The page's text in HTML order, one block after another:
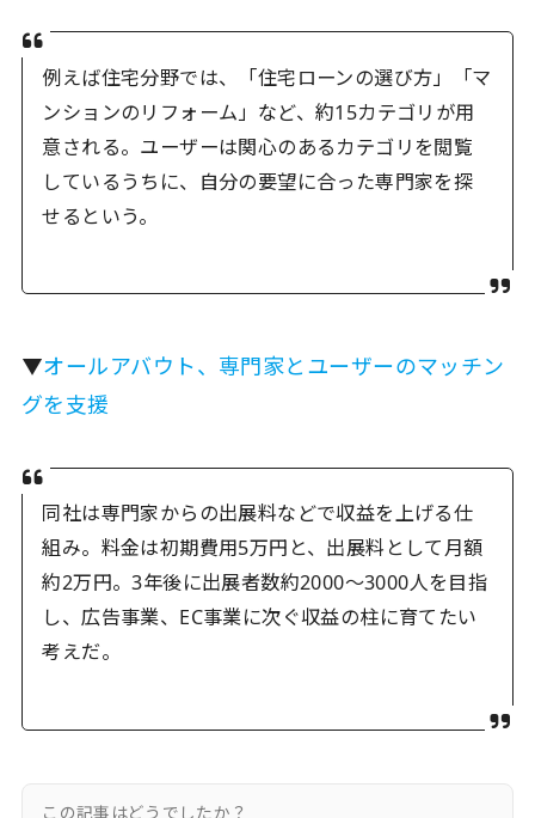
例えば住宅分野では、「住宅ローンの選び方」「マ
ンションのリフォーム」など、約15カテゴリが用
意される。ユーザーは関心のあるカテゴリを閲覧
しているうちに、自分の要望に合った専門家を探
せるという。
▼オールアバウト、専門家とユーザーのマッチン
グを支援
同社は専門家からの出展料などで収益を上げる仕
組み。料金は初期費用5万円と、出展料として月額
約2万円。3年後に出展者数約2000〜3000人を目指
し、広告事業、EC事業に次ぐ収益の柱に育てたい
考えだ。
この記事はどうでしたか？